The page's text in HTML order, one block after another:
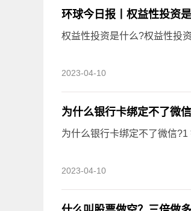
环球今日报丨权益性投资
权益性投资是什么?权益性投
2023-04-10
为什么银行卡绑定不了微
为什么银行卡绑定不了微信
2023-04-10